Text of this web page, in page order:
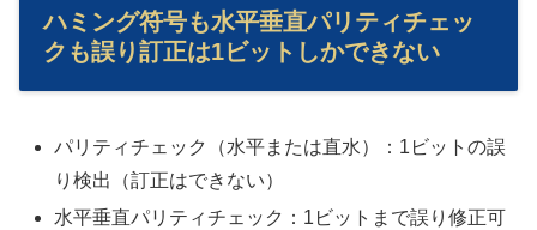
ハミング符号も水平垂直パリティチェッ
クも誤り訂正は1ビットしかできない
パリティチェック（水平または直水）：1ビットの誤
り検出（訂正はできない）
水平垂直パリティチェック：1ビットまで誤り修正可